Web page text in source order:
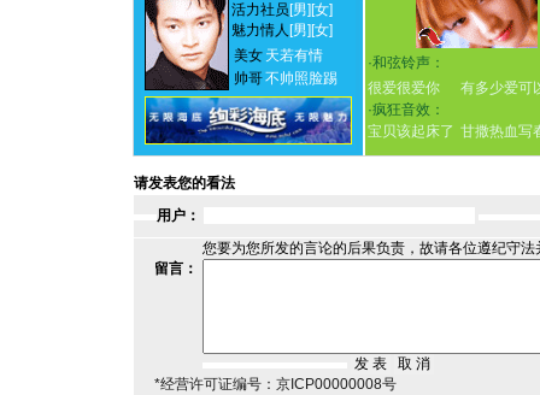
活力社员 [男] [女]
魅力情人 [男] [女]
美女 天若有情
帅哥不帅照脸踢
·和弦铃声：
很爱很爱你
有多少爱可
·疯狂音效：
宝贝该起床了 甘撒热血写
请发表您的看法
用户：
您要为您所发的言论的后果负责，故请各位遵纪守
留言：
*经营许可证编号：京ICP00000008号